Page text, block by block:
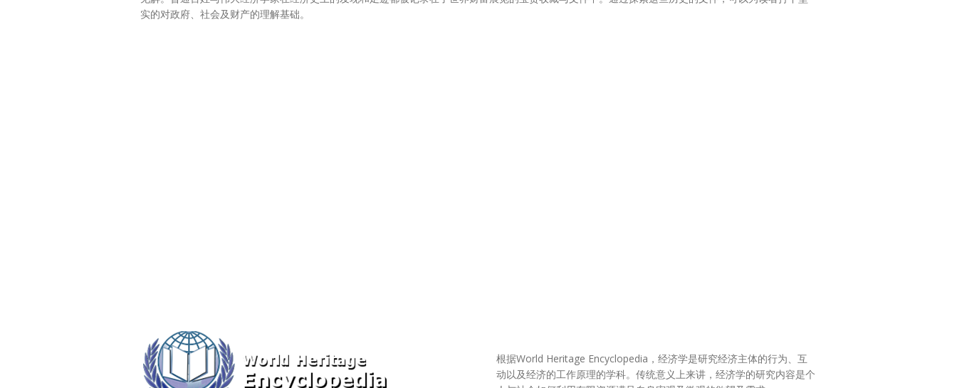
实的对政府、社会及财产的理解基础。
根据World Heritage Encyclopedia，经济学是研究经济主体的行为、互
动以及经济的工作原理的学科。传统意义上来讲，经济学的研究内容是个